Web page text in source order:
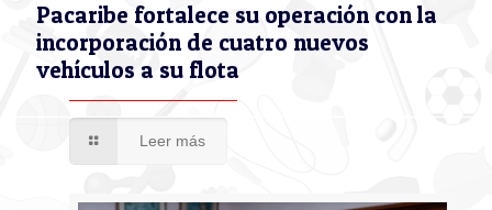
Pacaribe fortalece su operación con la
incorporación de cuatro nuevos
vehículos a su flota
Leer más